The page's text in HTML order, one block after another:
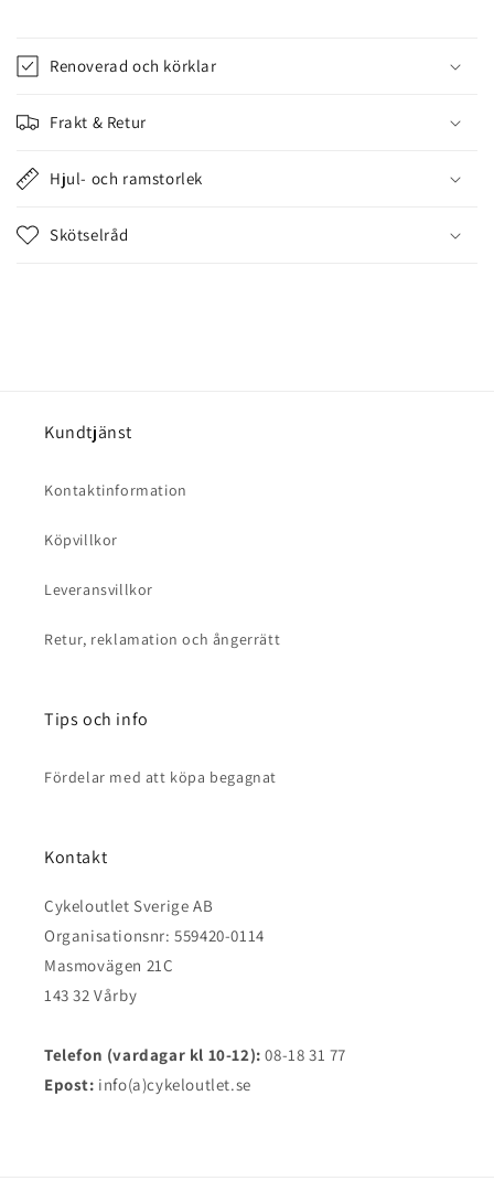
n
n
e
h
å
l
l
Renoverad och körklar
Frakt & Retur
Hjul- och ramstorlek
Skötselråd
Kundtjänst
Kontaktinformation
Köpvillkor
Leveransvillkor
Retur, reklamation och ångerrätt
Tips och info
Fördelar med att köpa begagnat
Kontakt
Cykeloutlet Sverige AB
Organisationsnr: 559420-0114
Masmovägen 21C
143 32 Vårby
Telefon (vardagar kl 10-12): 08-18 31 77
Epost: info(a)cykeloutlet.se